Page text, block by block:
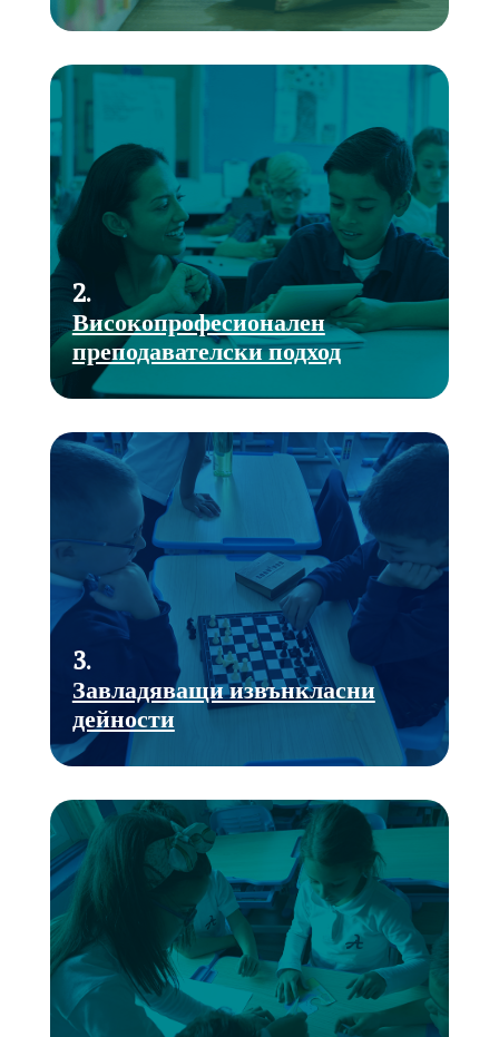
2.
Високопрофесионален
преподавателски подход
3.
Завладяващи извънкласни
дейности